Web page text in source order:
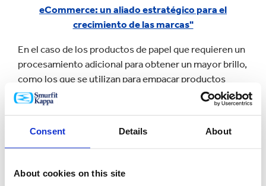
Consent Details About
About cookies on this site
eCommerce: un aliado estratégico para el
crecimiento de las marcas"
En el caso de los productos de papel que requieren un
procesamiento adicional para obtener un mayor brillo,
como los que se utilizan para empacar productos
electrónicos de consumo, cosméticos y productos
farmacéuticos de venta libre, también existe un punto
de los porcentajes cada vez más altos de fibra
reciclada se encuentran con rendimientos
decrecientes. Al igual que la producción de papel